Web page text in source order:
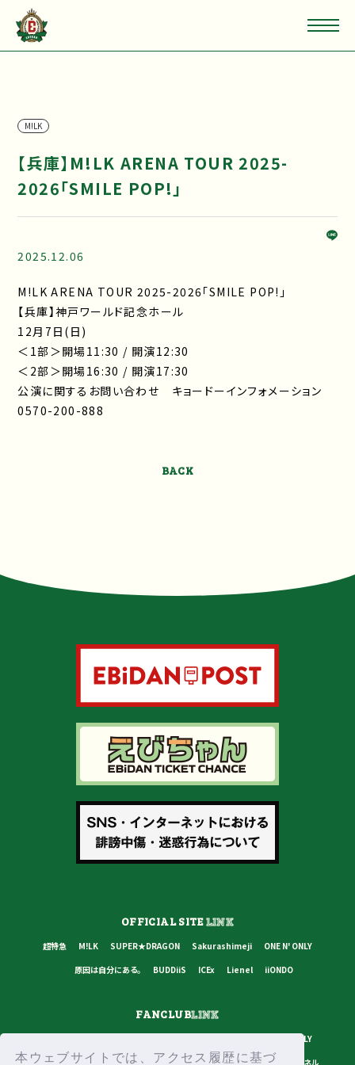
本ウェブサイトでは、アクセス履歴に基づ
M!LK
【兵庫】M!LK ARENA TOUR 2025-
2026「SMILE POP!」
2025.12.06
M!LK ARENA TOUR 2025-2026「SMILE POP!」
【兵庫】神戸ワールド記念ホール
12月7日(日)
＜1部＞開場11:30 / 開演12:30
＜2部＞開場16:30 / 開演17:30
公演に関するお問い合わせ キョードーインフォメーション
0570-200-888
BACK
OFFICIAL SITELINK
超特急 M!LK SUPER★DRAGON Sakurashimeji
ONE N' ONLY
原因は自分にある。
BUDDiiS ICEx Lienel iiONDO
FANCLUBLINK
ONE N' ONLY
原因は自分にある。
BUDDiiS ICEx Lienel スターダストチャンネル